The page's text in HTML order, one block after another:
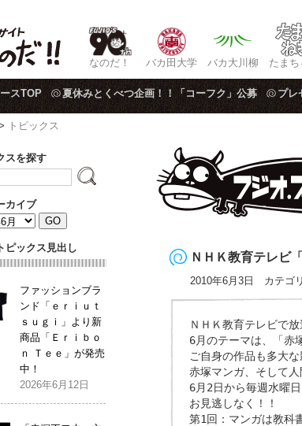
なのだ！ バカ田大学 バカ大川柳 たまち
スTOP 夏休みとくべつ企画！！「コーフク」公募 プレ
トピックス
ＮＨＫ教育テレビ
2010年6月3日 カテゴ
ＮＨＫ教育テレビで
6月のテーマは、「赤
ご自身の作品も多大
赤塚マンガ、そして
6月2日から毎週水曜
お見逃しなく！！
第1回：マンガは教科
スを探す
カイブ
ピックス見出し
ファッションブラ
ンド「ｅｒｉｕｔ
ｓｕｇｉ」より新
商品「Ｅｒｉｂｏ
ｎ Ｔｅｅ」が発売
中！
2026年6月12日